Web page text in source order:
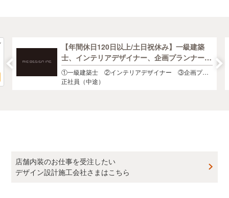
【年間休日120日以上/土日祝休み】一級建築
士、インテリアデザイナー、企画プランナー募
集
①一級建築士 ②インテリアデザイナー ③企画プラ
ンナー ④アシスタントデザイナー
正社員（中途）
店舗内装のお仕事を受注したい
デザイン設計施工会社さまはこちら